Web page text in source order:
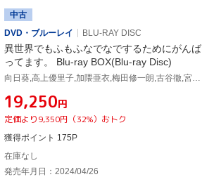
中古
DVD・ブルーレイ
BLU-RAY DISC
異世界でもふもふなでなでするためにがんば
ってます。 Blu-ray BOX(Blu-ray Disc)
向日葵,高上優里子,加隈亜衣,梅田修一朗,古谷徹,宮崎麻美,宝野聡史,葛西竜之介
¥19,250円
定価より9,350円（32%）おトク
獲得ポイント 175P
在庫なし
発売年月日：2024/04/26